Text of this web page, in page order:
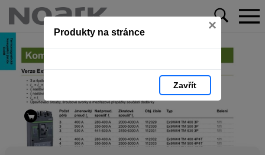
Produkty na stránce ×
Zavřít